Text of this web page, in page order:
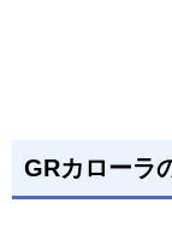
GRカローラ